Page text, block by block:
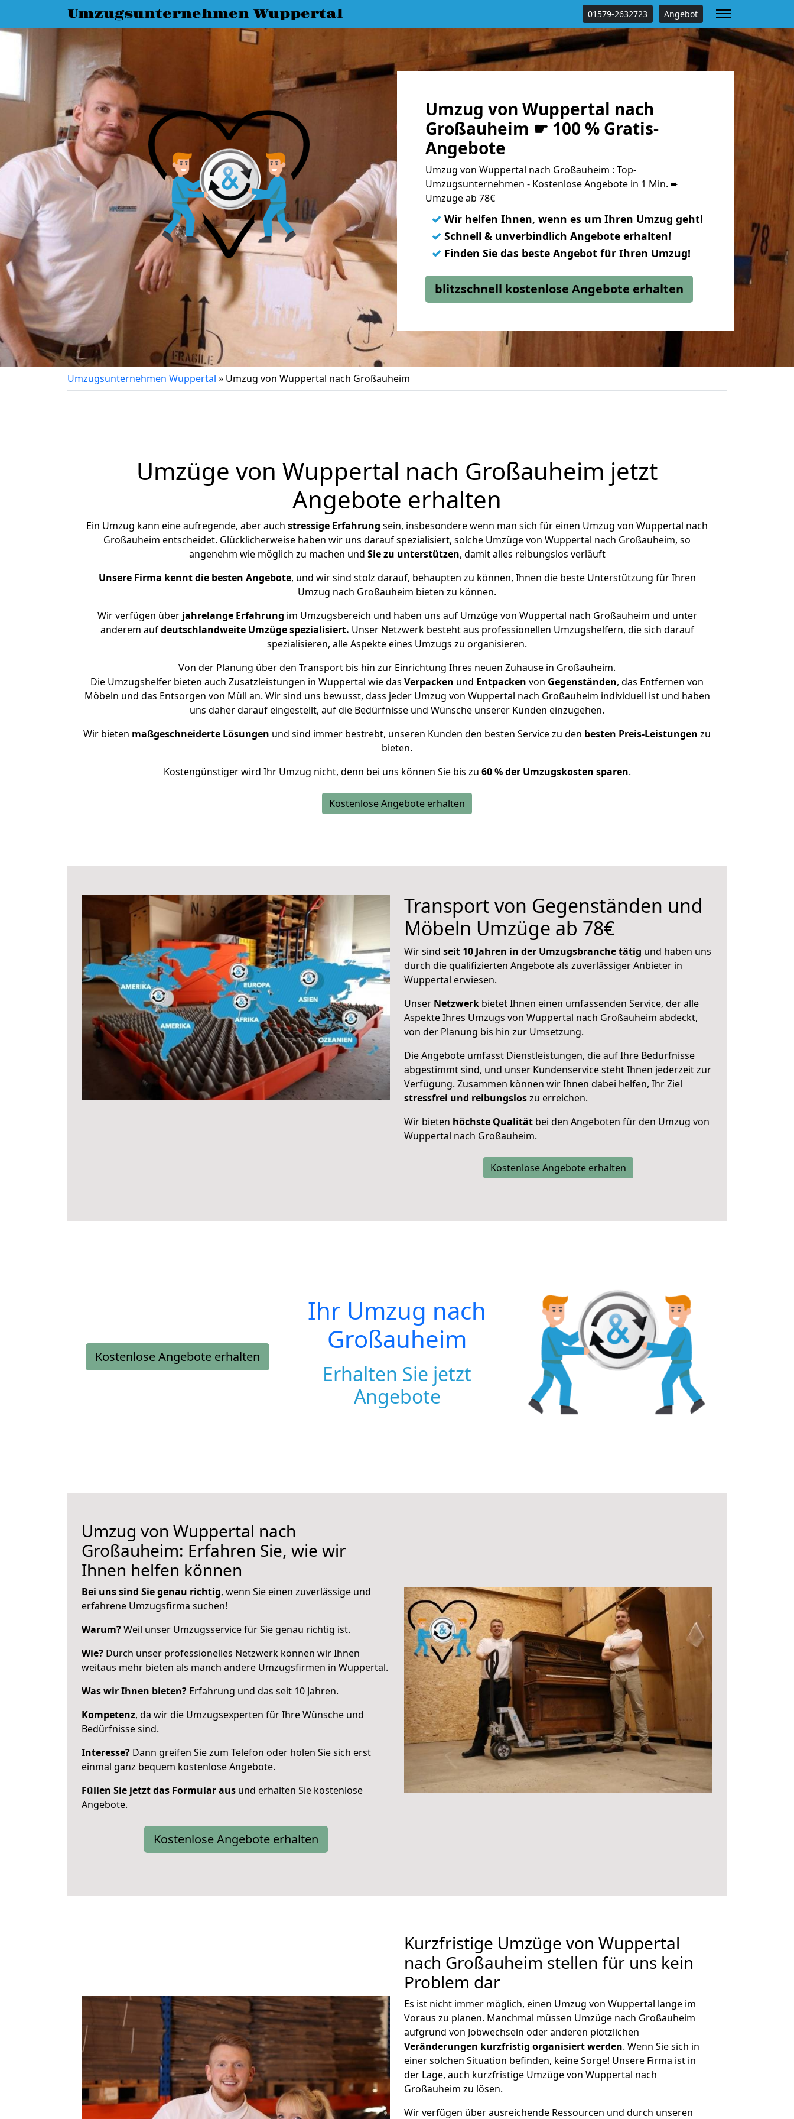
Umzugsunternehmen Wuppertal 01579-2632723 Angebot
Umzug von Wuppertal nach
Großauheim ☛ 100 % Gratis-
Angebote
Umzug von Wuppertal nach Großauheim : Top-
Umzugsunternehmen - Kostenlose Angebote in 1 Min. ➨
Umzüge ab 78€
✓ Wir helfen Ihnen, wenn es um Ihren Umzug geht!
✓ Schnell & unverbindlich Angebote erhalten!
✓ Finden Sie das beste Angebot für Ihren Umzug!
blitzschnell kostenlose Angebote erhalten
Umzugsunternehmen Wuppertal » Umzug von Wuppertal nach Großauheim
Umzüge von Wuppertal nach Großauheim jetzt
Angebote erhalten
Ein Umzug kann eine aufregende, aber auch stressige Erfahrung sein, insbesondere wenn man sich für einen Umzug von Wuppertal nach
Großauheim entscheidet. Glücklicherweise haben wir uns darauf spezialisiert, solche Umzüge von Wuppertal nach Großauheim, so
angenehm wie möglich zu machen und Sie zu unterstützen, damit alles reibungslos verläuft
Unsere Firma kennt die besten Angebote, und wir sind stolz darauf, behaupten zu können, Ihnen die beste Unterstützung für Ihren
Umzug nach Großauheim bieten zu können.
Wir verfügen überjahrelange Erfahrung im Umzugsbereich und haben uns auf Umzüge von Wuppertal nach Großauheim und unter
anderem aufdeutschlandweite Umzüge spezialisiert. Unser Netzwerk besteht aus professionellen Umzugshelfern, die sich darauf
spezialisieren, alle Aspekte eines Umzugs zu organisieren.
Von der Planung über den Transport bis hin zur Einrichtung Ihres neuen Zuhause in Großauheim.
Die Umzugshelfer bieten auch Zusatzleistungen in Wuppertal wie das Verpacken und Entpacken von Gegenständen, das Entfernen von
Möbeln und das Entsorgen von Müll an. Wir sind uns bewusst, dass jeder Umzug von Wuppertal nach Großauheim individuell ist und haben
uns daher darauf eingestellt, auf die Bedürfnisse und Wünsche unserer Kunden einzugehen.
Wir bieten maßgeschneiderte Lösungen und sind immer bestrebt, unseren Kunden den besten Service zu den besten Preis-Leistungen zu
bieten.
Kostengünstiger wird Ihr Umzug nicht, denn bei uns können Sie bis zu 60 % der Umzugskosten sparen.
Kostenlose Angebote erhalten
Transport von Gegenständen und
Möbeln Umzüge ab 78€
Wir sind seit 10 Jahren in der Umzugsbranche tätig und haben uns
durch die qualifizierten Angebote als zuverlässiger Anbieter in
Wuppertal erwiesen.
Unser Netzwerk bietet Ihnen einen umfassenden Service, der alle
Aspekte Ihres Umzugs von Wuppertal nach Großauheim abdeckt,
von der Planung bis hin zur Umsetzung.
Die Angebote umfasst Dienstleistungen, die auf Ihre Bedürfnisse
abgestimmt sind, und unser Kundenservice steht Ihnen jederzeit zur
Verfügung. Zusammen können wir Ihnen dabei helfen, Ihr Ziel
stressfrei und reibungsloszu erreichen.
Wir bieten höchste Qualität bei den Angeboten für den Umzug von
Wuppertal nach Großauheim.
Kostenlose Angebote erhalten
Kostenlose Angebote erhalten
Ihr Umzug nach
Großauheim
Erhalten Sie jetzt
Angebote
Umzug von Wuppertal nach
Großauheim: Erfahren Sie, wie wir
Ihnen helfen können
Bei uns sind Sie genau richtig, wenn Sie einen zuverlässige und
erfahrene Umzugsfirma suchen!
Warum?Weil unser Umzugsservice für Sie genau richtig ist.
Wie? Durch unser professionelles Netzwerk können wir Ihnen
weitaus mehr bieten als manch andere Umzugsfirmen in Wuppertal.
Was wir Ihnen bieten? Erfahrung und das seit 10 Jahren.
Kompetenz, da wir die Umzugsexperten für Ihre Wünsche und
Bedürfnisse sind.
Interesse? Dann greifen Sie zum Telefon oder holen Sie sich erst
einmal ganz bequem kostenlose Angebote.
Füllen Sie jetzt das Formular aus und erhalten Sie kostenlose
Angebote.
Kostenlose Angebote erhalten
Kurzfristige Umzüge von Wuppertal
nach Großauheim stellen für uns kein
Problem dar
Es ist nicht immer möglich, einen Umzug von Wuppertal lange im
Voraus zu planen. Manchmal müssen Umzüge nach Großauheim
aufgrund von Jobwechseln oder anderen plötzlichen
Veränderungen kurzfristig organisiert werden. Wenn Sie sich in
einer solchen Situation befinden, keine Sorge! Unsere Firma ist in
der Lage, auch kurzfristige Umzüge von Wuppertal nach
Großauheim zu lösen.
Wir verfügen über ausreichende Ressourcen und durch unseren